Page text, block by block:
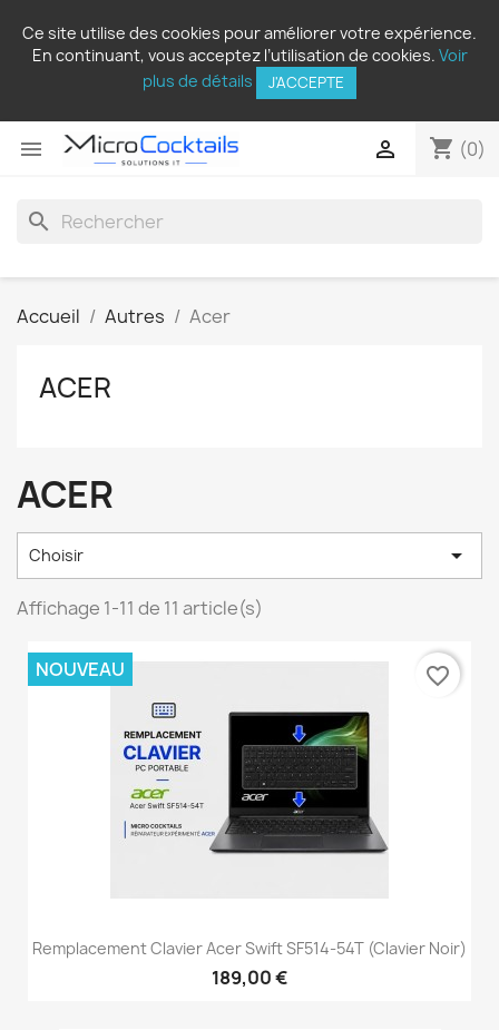
Ce site utilise des cookies pour améliorer votre expérience.
En continuant, vous acceptez l’utilisation de cookies. Voir
plus de détails
J'ACCEPTE
 shopping_cart (0)

search
Accueil Autres Acer
ACER
ACER
Choisir 
Affichage 1-11 de 11 article(s)
Remplacement Clavier Acer Swift SF514-54T (clavier Noir)
189,00 €
NOUVEAU favorite_border